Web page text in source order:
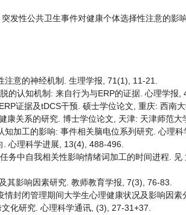
发性公共卫生事件对健康个体选择性注意的影
意的神经机制. 生理学报, 71(1), 11-21.
的认知机制: 来自行为与ERP的证据. 心理学报,
证据及tDCS干预. 硕士学位论文, 重庆: 西南大
康关系的研究. 博士学位论文, 天津: 天津师范大
加工的影响: 事件相关脑电位系列研究. 心理
心理科学进展, 13(4), 488-496.
务中自我相关性影响情绪词加工的时间进程.
其影响因素研究. 教师教育学报, 7(3), 76-83.
封闭管理期间大学生心理健康状况及影响因
化研究. 心理科学通讯, (3), 27-31+37.